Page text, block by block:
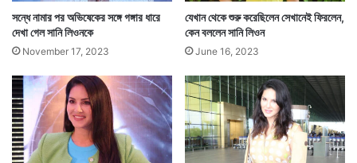
সন্ধে নামার পর অভিষেকের সঙ্গে গঙ্গার ধারে
দেখা গেল সানি লিওনকে
November 17, 2023
যেখান থেকে শুরু করেছিলেন সেখানেই ফিরলেন,
কেন বললেন সানি লিওন
June 16, 2023